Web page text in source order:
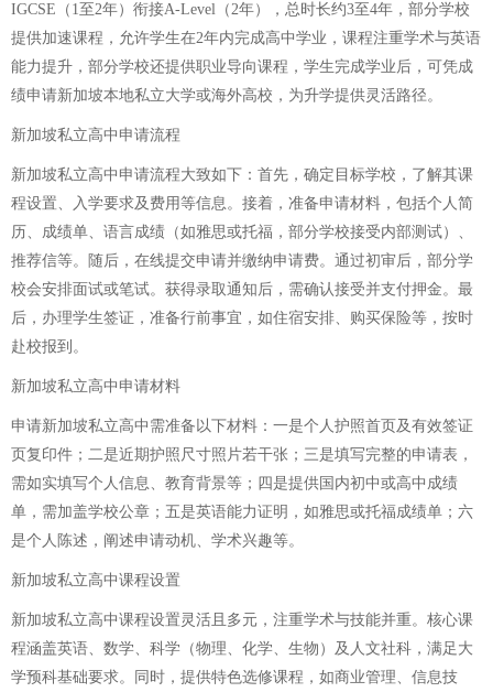
IGCSE（1至2年）衔接A-Level（2年），总时长约3至4年，部分学校
提供加速课程，允许学生在2年内完成高中学业，课程注重学术与英语
能力提升，部分学校还提供职业导向课程，学生完成学业后，可凭成
绩申请新加坡本地私立大学或海外高校，为升学提供灵活路径。
新加坡私立高中申请流程
新加坡私立高中申请流程大致如下：首先，确定目标学校，了解其课
程设置、入学要求及费用等信息。接着，准备申请材料，包括个人简
历、成绩单、语言成绩（如雅思或托福，部分学校接受内部测试）、
推荐信等。随后，在线提交申请并缴纳申请费。通过初审后，部分学
校会安排面试或笔试。获得录取通知后，需确认接受并支付押金。最
后，办理学生签证，准备行前事宜，如住宿安排、购买保险等，按时
赴校报到。
新加坡私立高中申请材料
申请新加坡私立高中需准备以下材料：一是个人护照首页及有效签证
页复印件；二是近期护照尺寸照片若干张；三是填写完整的申请表，
需如实填写个人信息、教育背景等；四是提供国内初中或高中成绩
单，需加盖学校公章；五是英语能力证明，如雅思或托福成绩单；六
是个人陈述，阐述申请动机、学术兴趣等。
新加坡私立高中课程设置
新加坡私立高中课程设置灵活且多元，注重学术与技能并重。核心课
程涵盖英语、数学、科学（物理、化学、生物）及人文社科，满足大
学预科基础要求。同时，提供特色选修课程，如商业管理、信息技